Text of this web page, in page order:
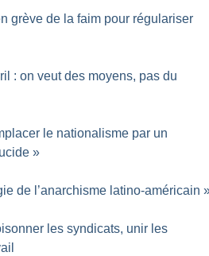
grève de la faim pour régulariser
: on veut des moyens, pas du
le nationalisme par un
»
de l’anarchisme latino-américain
les syndicats, unir les